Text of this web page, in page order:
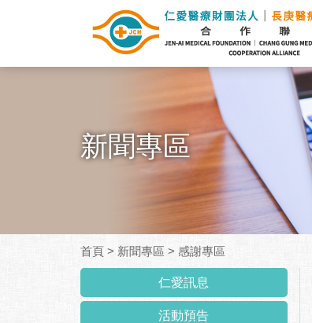
新聞專區
首頁 > 新聞專區 > 感謝專區
仁愛訊息
活動預告